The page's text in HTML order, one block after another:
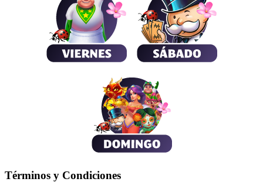
Términos y Condiciones